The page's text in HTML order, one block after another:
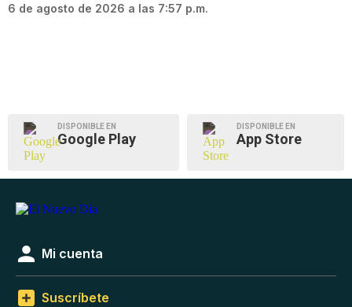
6 de agosto de 2026 a las 7:57 p.m.
DISPONIBLE EN
Google Play
DISPONIBLE EN
App Store
Mi cuenta
Suscríbete